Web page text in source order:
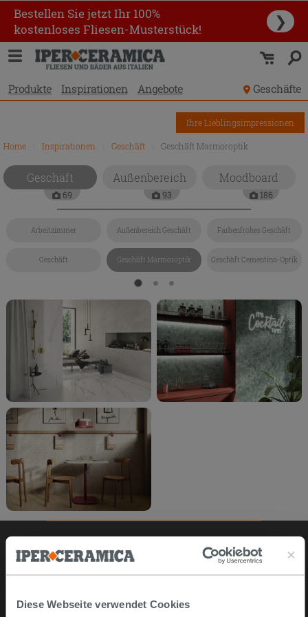
Diese Webseite verwendet Cookies
Bestellen Sie jetzt Ihr 100%
kostenloses Fliesen-Musterstück!
❯
Produkte Inspirationen Angebote Geschäfte
Home Inspirationen Geschäft Geschäft Marmoroptik
Ihre Lieblingsimpressionen
Geschäft
69
Außenbereich
93
Moodboard
186
Arbeitzimmer Außenbereich Geschäft Farbenfrohes Geschäft
Geschäft Geschäft Marmoroptik Geschäft Cementina-Optik
Online kaufen
Musterstücke